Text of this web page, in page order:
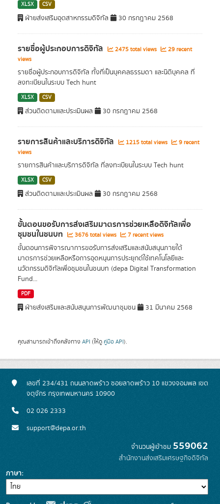
XLSX CSV
ฝ่ายส่งเสริมอุตสาหกรรมดิจิทัล 30 กรกฎาคม 2568
รายชื่อผู้ประกอบการดิจิทัล 2475 total views
29 recent
views
รายชื่อผู้ประกอบการดิจิทัล ทั้งที่เป็นบุคคลธรรมดา และนิติบุคคล ที่
ลงทะเบียนในระบบ Tech hunt
XLSX CSV
ส่วนติดตามและประเมินผล 30 กรกฎาคม 2568
รายการสินค้าและบริการดิจิทัล 1215 total views
9 recent
views
รายการสินค้าและบริการดิจิทัล ที่ลงทะเบียนในระบบ Tech hunt
XLSX CSV
ส่วนติดตามและประเมินผล 30 กรกฎาคม 2568
ขั้นตอนขอรับการส่งเสริมมาตรการช่วยเหลือดิจิทัลเพื่อ
ชุมชนในชนบท 3676 total views 7 recent views
ขั้นตอนการพิจารณาการขอรับการส่งเสริมและสนับสนุนภายใต้
มาตรการช่วยเหลือหรือการอุดหนุนการประยุกต์ใช้เทคโนโลยีและ
นวัตกรรมดิจิทัลเพื่อชุมชนในชนบท (depa Digital Transformation
Fund...
PDF
ฝ่ายส่งเสริมและสนับสนุนการพัฒนาชุมชน 31 มีนาคม 2568
คุณสามารถเข้าถึงคลังทาง API (ให้ดู คู่มือ API).
เลขที่ 234/431 ถนนลาดพร้าว ซอยลาดพร้าว 10 แขวงจอมพล เขต
จตุจักร กรุงเทพมหานคร 10900
02 026 2333
support@depa.or.th
จำนวนผู้เข้าชม 559062
สำนักงานส่งเสริมเศรษฐกิจดิจิทัล
ภาษา